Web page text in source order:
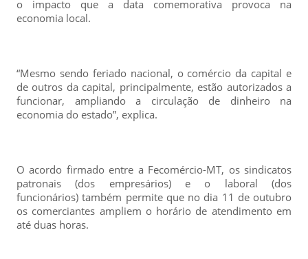
o impacto que a data comemorativa provoca na
economia local.
“Mesmo sendo feriado nacional, o comércio da capital e
de outros da capital, principalmente, estão autorizados a
funcionar, ampliando a circulação de dinheiro na
economia do estado”, explica.
O acordo firmado entre a Fecomércio-MT, os sindicatos
patronais (dos empresários) e o laboral (dos
funcionários) também permite que no dia 11 de outubro
os comerciantes ampliem o horário de atendimento em
até duas horas.